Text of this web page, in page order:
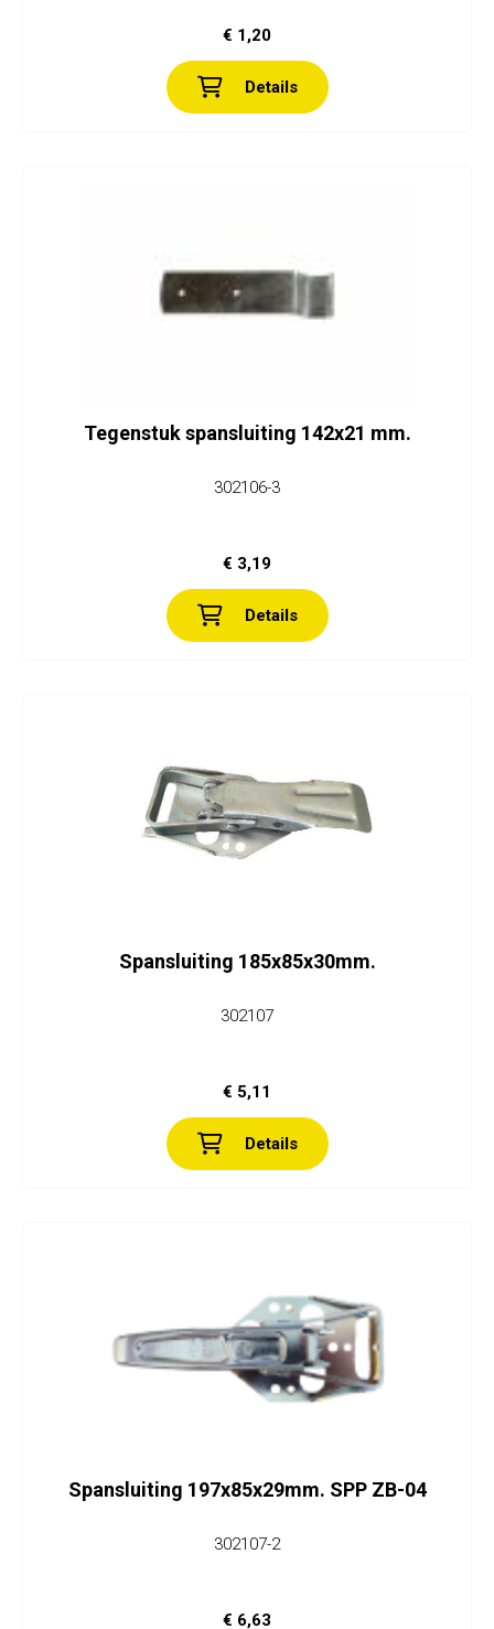
€ 1,20
Details
Tegenstuk spansluiting 142x21 mm.
302106-3
€ 3,19
Details
Spansluiting 185x85x30mm.
302107
€ 5,11
Details
Spansluiting 197x85x29mm. SPP ZB-04
302107-2
€ 6,63